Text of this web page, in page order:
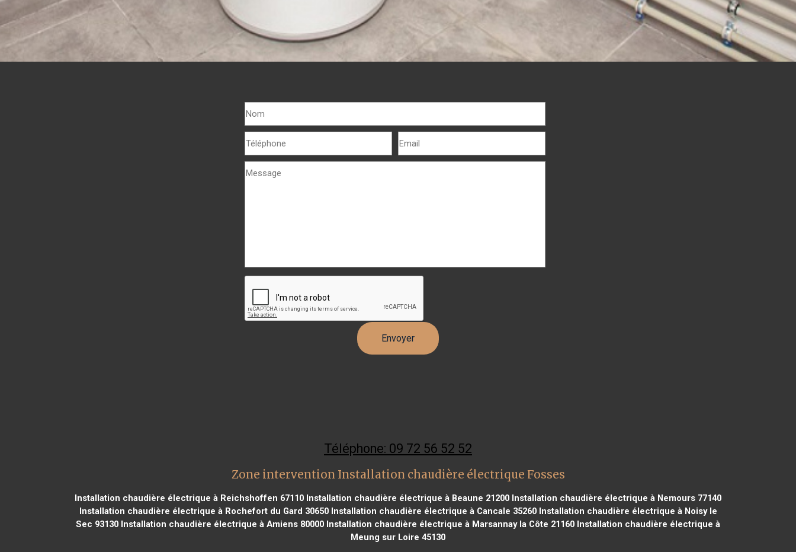
Téléphone: 09 72 56 52 52
Zone intervention Installation chaudière électrique Fosses
Installation chaudière électrique à Reichshoffen 67110 Installation chaudière électrique à Beaune 21200 Installation chaudière électrique à Nemours 77140
Installation chaudière électrique à Rochefort du Gard 30650Installation chaudière électrique à Cancale 35260Installation chaudière électrique à Noisy le
Sec 93130 Installation chaudière électrique à Amiens 80000 Installation chaudière électrique à Marsannay la Côte 21160 Installation chaudière électrique à
Meung sur Loire 45130